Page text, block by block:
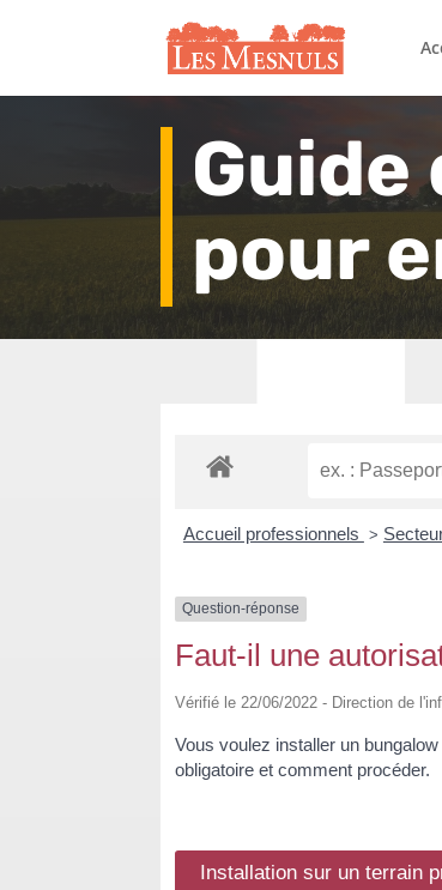
Guide
pour
Accueil professionnels >
Question-réponse
Faut-il une
Vérifié le 22/06/2022 - Direction de
Vous voulez installer un
obligatoire et comment procéder.
Installation sur un terrain